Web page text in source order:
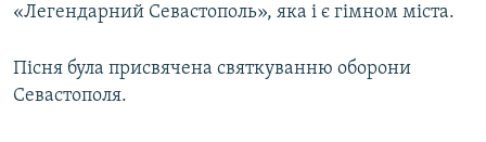
«Легендарний Севастополь», яка і є гімном міста.
Пісня була присвячена святкуванню оборони
Севастополя.